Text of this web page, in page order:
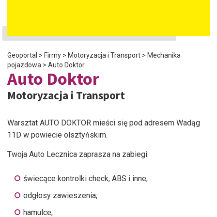
Geoportal > Firmy > Motoryzacja i Transport > Mechanika
pojazdowa > Auto Doktor
Auto Doktor
Motoryzacja i Transport
Warsztat AUTO DOKTOR mieści się pod adresem Wadąg
11D w powiecie olsztyńskim.
Twoja Auto Lecznica zaprasza na zabiegi:
świecące kontrolki check, ABS i inne;
odgłosy zawieszenia;
hamulce;